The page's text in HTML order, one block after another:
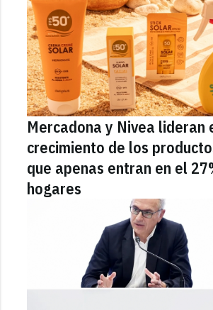
Mercadona y Nivea lideran
crecimiento de los
que apenas entran en el
hogares